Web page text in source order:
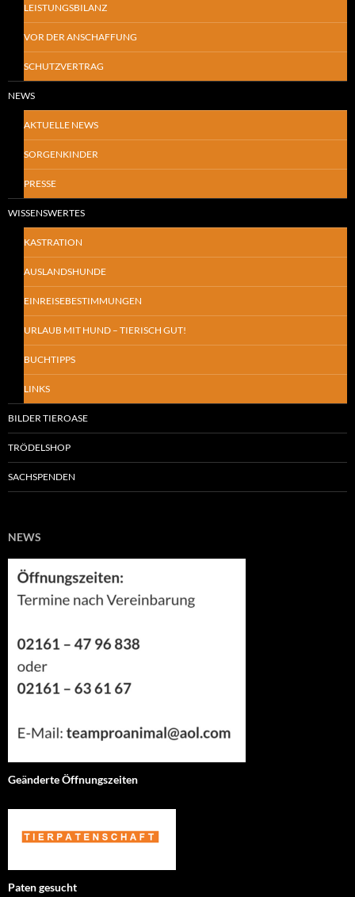
LEISTUNGSBILANZ
VOR DER ANSCHAFFUNG
SCHUTZVERTRAG
NEWS
AKTUELLE NEWS
SORGENKINDER
PRESSE
WISSENSWERTES
KASTRATION
AUSLANDSHUNDE
EINREISEBESTIMMUNGEN
URLAUB MIT HUND – TIERISCH GUT!
BUCHTIPPS
LINKS
BILDER TIEROASE
TRÖDELSHOP
SACHSPENDEN
NEWS
Geänderte Öffnungszeiten
Paten gesucht